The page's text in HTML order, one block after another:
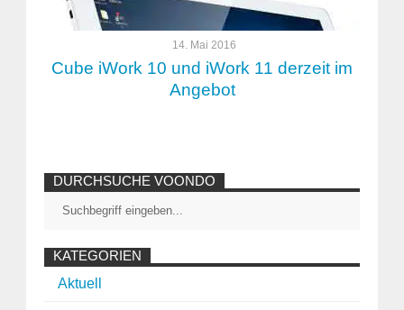
14. Mai 2016
Cube iWork 10 und iWork 11 derzeit im
Angebot
DURCHSUCHE VOONDO
KATEGORIEN
Aktuell